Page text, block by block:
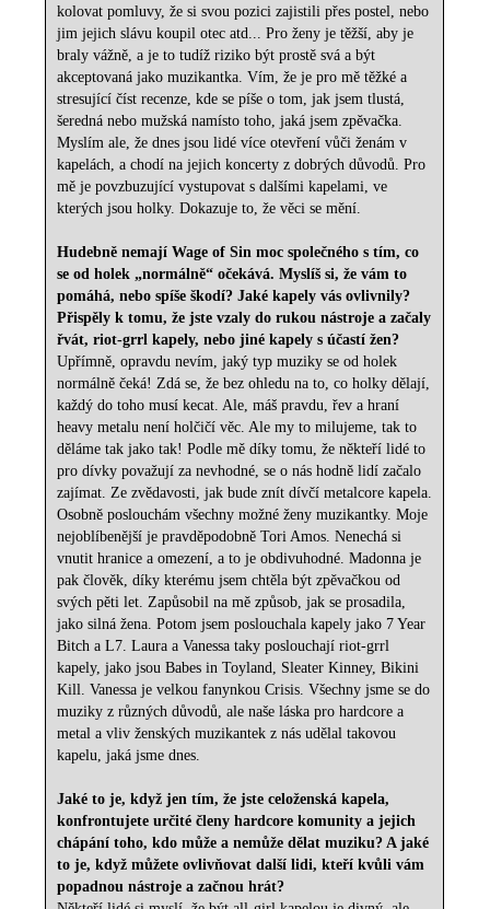
kolovat pomluvy, že si svou pozici zajistili přes postel, nebo
jim jejich slávu koupil otec atd... Pro ženy je těžší, aby je
braly vážně, a je to tudíž riziko být prostě svá a být
akceptovaná jako muzikantka. Vím, že je pro mě těžké a
stresující číst recenze, kde se píše o tom, jak jsem tlustá,
šeredná nebo mužská namísto toho, jaká jsem zpěvačka.
Myslím ale, že dnes jsou lidé více otevření vůči ženám v
kapelách, a chodí na jejich koncerty z dobrých důvodů. Pro
mě je povzbuzující vystupovat s dalšími kapelami, ve
kterých jsou holky. Dokazuje to, že věci se mění.
Hudebně nemají Wage of Sin moc společného s tím, co
se od holek „normálně“ očekává. Myslíš si, že vám to
pomáhá, nebo spíše škodí? Jaké kapely vás ovlivnily?
Přispěly k tomu, že jste vzaly do rukou nástroje a začaly
řvát, riot-grrl kapely, nebo jiné kapely s účastí žen?
Upřímně, opravdu nevím, jaký typ muziky se od holek
normálně čeká! Zdá se, že bez ohledu na to, co holky dělají,
každý do toho musí kecat. Ale, máš pravdu, řev a hraní
heavy metalu není holčičí věc. Ale my to milujeme, tak to
děláme tak jako tak! Podle mě díky tomu, že někteří lidé to
pro dívky považují za nevhodné, se o nás hodně lidí začalo
zajímat. Ze zvědavosti, jak bude znít dívčí metalcore kapela.
Osobně poslouchám všechny možné ženy muzikantky. Moje
nejoblíbenější je pravděpodobně Tori Amos. Nenechá si
vnutit hranice a omezení, a to je obdivuhodné. Madonna je
pak člověk, díky kterému jsem chtěla být zpěvačkou od
svých pěti let. Zapůsobil na mě způsob, jak se prosadila,
jako silná žena. Potom jsem poslouchala kapely jako 7 Year
Bitch a L7. Laura a Vanessa taky poslouchají riot-grrl
kapely, jako jsou Babes in Toyland, Sleater Kinney, Bikini
Kill. Vanessa je velkou fanynkou Crisis. Všechny jsme se do
muziky z různých důvodů, ale naše láska pro hardcore a
metal a vliv ženských muzikantek z nás udělal takovou
kapelu, jaká jsme dnes.
Jaké to je, když jen tím, že jste celoženská kapela,
konfrontujete určité členy hardcore komunity a jejich
chápání toho, kdo může a nemůže dělat muziku? A jaké
to je, když můžete ovlivňovat další lidi, kteří kvůli vám
popadnou nástroje a začnou hrát?